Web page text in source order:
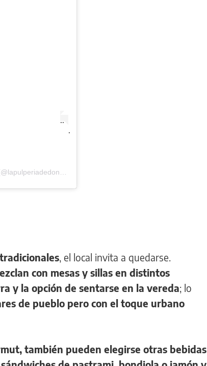
..
.
, el local invita a quedarse.
con mesas y sillas en distintos
y la opción de sentarse en la vereda; lo
de pueblo pero con el toque urbano
también pueden elegirse otras bebidas